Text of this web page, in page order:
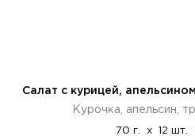
Салат с курицей,
Курочка, апельсин,
70 г. x 12 шт.